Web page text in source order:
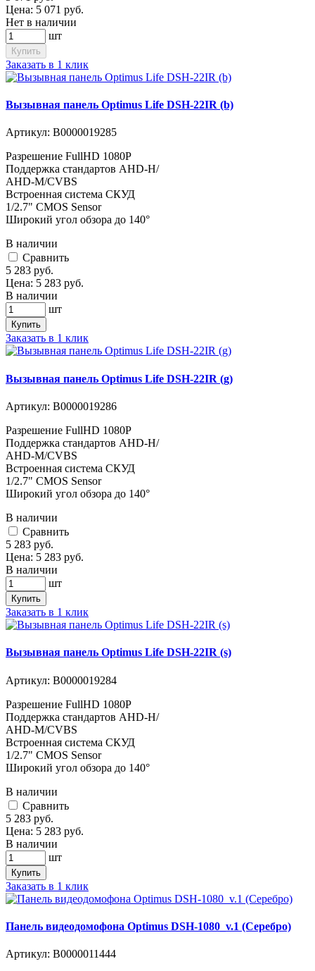
Цена: 5 071 руб.
Нет в наличии
шт
Купить
Заказать в 1 клик
Вызывная панель Optimus Life DSH-22IR (b)
Артикул: В0000019285
Разрешение FullHD 1080Р
Поддержка стандартов AHD-H/
AHD-M/CVBS
Встроенная система СКУД
1/2.7" CMOS Sensor
Широкий угол обзора до 140°
В наличии
Cравнить
5 283 руб.
Цена: 5 283 руб.
В наличии
шт
Купить
Заказать в 1 клик
Вызывная панель Optimus Life DSH-22IR (g)
Артикул: В0000019286
Разрешение FullHD 1080Р
Поддержка стандартов AHD-H/
AHD-M/CVBS
Встроенная система СКУД
1/2.7" CMOS Sensor
Широкий угол обзора до 140°
В наличии
Cравнить
5 283 руб.
Цена: 5 283 руб.
В наличии
шт
Купить
Заказать в 1 клик
Вызывная панель Optimus Life DSH-22IR (s)
Артикул: В0000019284
Разрешение FullHD 1080Р
Поддержка стандартов AHD-H/
AHD-M/CVBS
Встроенная система СКУД
1/2.7" CMOS Sensor
Широкий угол обзора до 140°
В наличии
Cравнить
5 283 руб.
Цена: 5 283 руб.
В наличии
шт
Купить
Заказать в 1 клик
Панель видеодомофона Optimus DSH-1080_v.1 (Серебро)
Артикул: В0000011444